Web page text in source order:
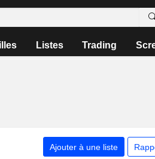
Listes Trading
Ajouter à une liste